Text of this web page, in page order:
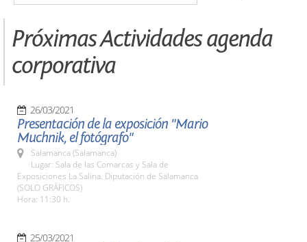
Próximas Actividades agenda
corporativa
26/03/2021
Presentación de la exposición "Mario
Muchnik, el fotógrafo"
Salamanca (Salamanca)
Lugar: Sala de las Comarcas y Sala de
Exposiciones La Salina. Diputación de Salamanca
(SOLO GRÁFICOS)
Hora: 11:30 h.
25/03/2021